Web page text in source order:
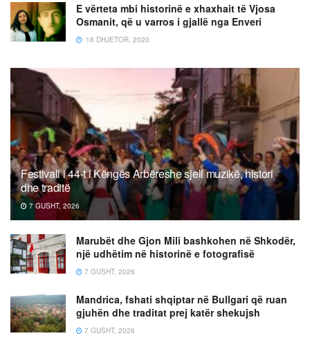
E vërteta mbi historinë e xhaxhait të Vjosa
Osmanit, që u varros i gjallë nga Enveri
18 DHJETOR, 2020
Festivali i 44-t i Këngës Arbëreshe sjell muzikë, histori
dhe traditë
7 GUSHT, 2026
Marubët dhe Gjon Mili bashkohen në Shkodër,
një udhëtim në historinë e fotografisë
7 GUSHT, 2026
Mandrica, fshati shqiptar në Bullgari që ruan
gjuhën dhe traditat prej katër shekujsh
7 GUSHT, 2026